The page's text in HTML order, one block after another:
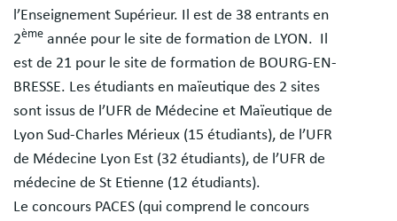
l’Enseignement Supérieur. Il est de 38 entrants en
2ème année pour le site de formation de LYON. Il
est de 21 pour le site de formation de BOURG-EN-
BRESSE. Les étudiants en maïeutique des 2 sites
sont issus de l’UFR de Médecine et Maïeutique de
Lyon Sud-Charles Mérieux (15 étudiants), de l’UFR
de Médecine Lyon Est (32 étudiants), de l’UFR de
médecine de St Etienne (12 étudiants).
Le concours PACES (qui comprend le concours